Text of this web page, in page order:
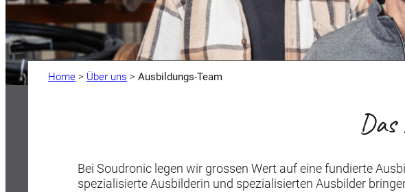
Home > Über uns >Ausbildungs-Team
Das
Bei Soudronic legen wir grossen Wert auf eine fundierte
spezialisierte Ausbilderin und spezialisierten Ausbilder